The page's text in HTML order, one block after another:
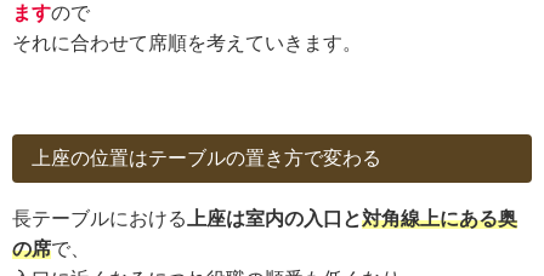
ますので
それに合わせて席順を考えていきます。
上座の位置はテーブルの置き方で変わる
長テーブルにおける 上座は室内の入口と対角線上にある奥
の席で、